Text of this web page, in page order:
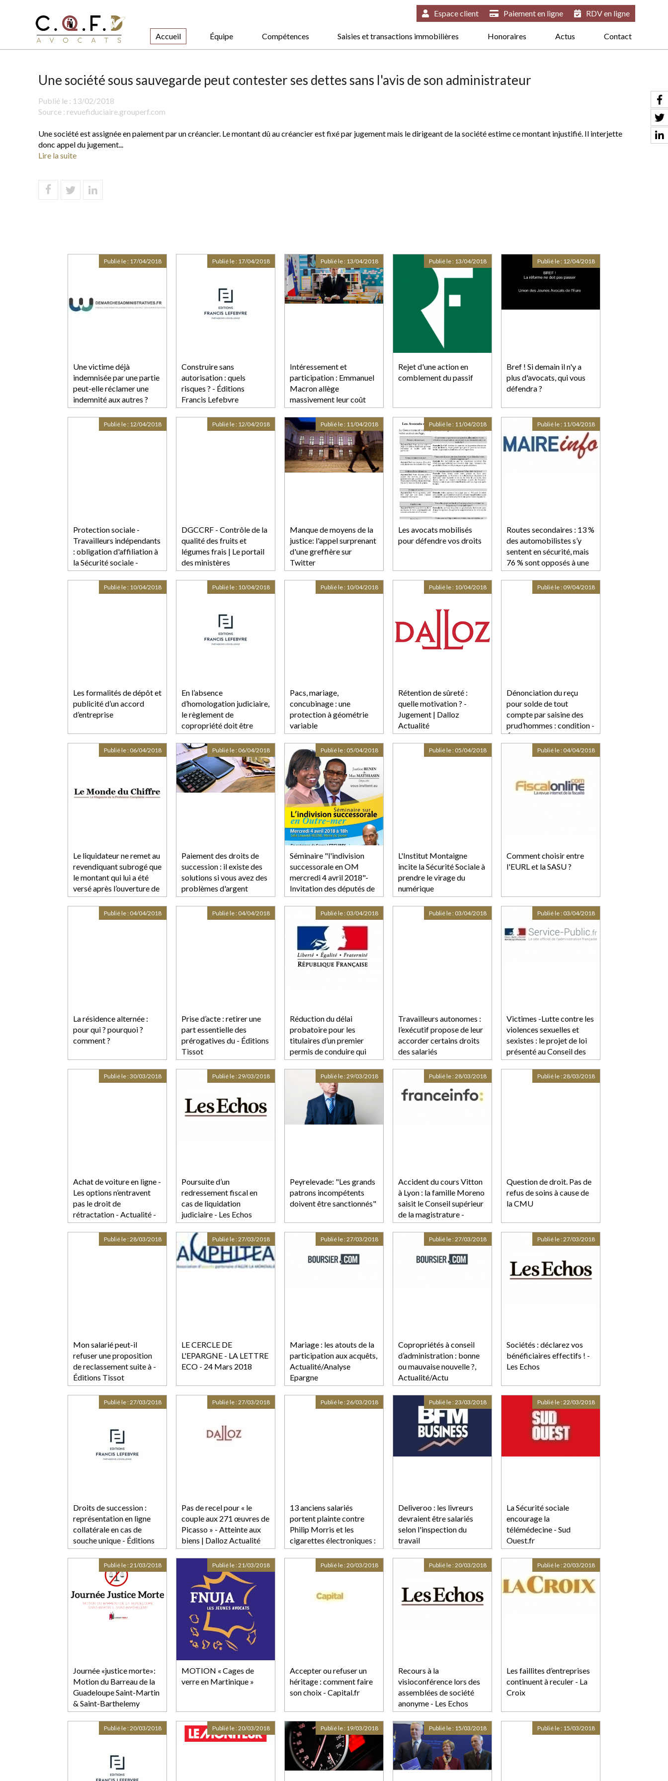
Accueil Équipe Compétences Saisies et transactions immobilières Honoraires Actus Contact
Espace client Paiement en ligne RDV en ligne
Une société sous sauvegarde peut contester ses dettes sans l'avis de son administrateur
Publié le : 13/02/2018
Source : revuefiduciaire.grouperf.com
Une société est assignée en paiement par un créancier. Le montant dû au créancier est fixé par jugement mais le dirigeant de la société estime ce montant injustifié. Il interjette
donc appel du jugement...
Lire la suite
Une victime déjà
indemnisée par une partie
peut-elle réclamer une
indemnité aux autres ?
Publié le : 17/04/2018
Construire sans
autorisation : quels
risques ? - Éditions
Francis Lefebvre
Publié le : 17/04/2018
Intéressement et
participation : Emmanuel
Macron allège
massivement leur coût
pour les PME
Publié le : 13/04/2018
Rejet d'une action en
comblement du passif
Publié le : 13/04/2018
Bref ! Si demain il n'y a
plus d'avocats, qui vous
défendra ?
Publié le : 12/04/2018
Protection sociale -
Travailleurs indépendants
: obligation d'affiliation à
la Sécurité sociale -
professionnels | service-
Publié le : 12/04/2018
DGCCRF - Contrôle de la
qualité des fruits et
légumes frais | Le portail
des ministères
économiques et financiers
Publié le : 12/04/2018
Manque de moyens de la
justice: l'appel surprenant
d'une greffière sur
Twitter
Publié le : 11/04/2018
Les avocats mobilisés
pour défendre vos droits
Publié le : 11/04/2018
Routes secondaires : 13 %
des automobilistes s’y
sentent en sécurité, mais
76 % sont opposés à une
baisse de la vitesse-
Maire-info / AMF
Publié le : 11/04/2018
Les formalités de dépôt et
publicité d’un accord
d’entreprise
Publié le : 10/04/2018
En l’absence
d’homologation judiciaire,
le règlement de
copropriété doit être
approuvé par une AG -
Éditions Francis Lefebvre
Publié le : 10/04/2018
Pacs, mariage,
concubinage : une
protection à géométrie
variable
Publié le : 10/04/2018
Rétention de sûreté :
quelle motivation ? -
Jugement | Dalloz
Actualité
Publié le : 10/04/2018
Dénonciation du reçu
pour solde de tout
compte par saisine des
prud’hommes : condition -
Éditions Francis Lefebvre
Publié le : 09/04/2018
Le liquidateur ne remet au
revendiquant subrogé que
le montant qui lui a été
versé après l’ouverture de
la procédure par le sous-
acquéreur
Publié le : 06/04/2018
Paiement des droits de
succession : il existe des
solutions si vous avez des
problèmes d'argent
Publié le : 06/04/2018
Séminaire "l'indivision
successorale en OM
mercredi 4 avril 2018"-
Invitation des députés de
la Guadeloupe
Publié le : 05/04/2018
L'Institut Montaigne
incite la Sécurité Sociale à
prendre le virage du
numérique
Publié le : 05/04/2018
Comment choisir entre
l'EURL et la SASU ?
Publié le : 04/04/2018
La résidence alternée :
pour qui ? pourquoi ?
comment ?
Publié le : 04/04/2018
Prise d’acte : retirer une
part essentielle des
prérogatives du - Éditions
Tissot
Publié le : 04/04/2018
Réduction du délai
probatoire pour les
titulaires d’un premier
permis de conduire qui
ont suivi une formation
complémentaire -
Compte rendu du Conseil
des ministres du 28 mars
2018 | Gouvernement.fr
Publié le : 03/04/2018
Travailleurs autonomes :
l’exécutif propose de leur
accorder certains droits
des salariés
Publié le : 03/04/2018
Victimes -Lutte contre les
violences sexuelles et
sexistes : le projet de loi
présenté au Conseil des
ministres | service-
Publié le : 03/04/2018
Achat de voiture en ligne -
Les options n’entravent
pas le droit de
rétractation - Actualité -
UFC-Que Choisir
Publié le :30/03/2018
Poursuite d’un
redressement fiscal en
cas de liquidation
judiciaire - Les Echos
Publié le :29/03/2018
Peyrelevade: "Les grands
patrons incompétents
doivent être sanctionnés"
Publié le :29/03/2018
Accident du cours Vitton
à Lyon : la famille Moreno
saisit le Conseil supérieur
de la magistrature -
France 3 Auvergne-
Rhône-Alpes
Publié le :28/03/2018
Question de droit. Pas de
refus de soins à cause de
la CMU
Publié le :28/03/2018
Mon salarié peut-il
refuser une proposition
de reclassement suite à -
Éditions Tissot
Publié le :28/03/2018
LE CERCLE DE
L'EPARGNE - LA LETTRE
ECO - 24 Mars 2018
Publié le :27/03/2018
Mariage : les atouts de la
participation aux acquêts,
Actualité/Analyse
Epargne
Publié le :27/03/2018
Copropriétés à conseil
d’administration : bonne
ou mauvaise nouvelle ?,
Actualité/Actu
Immobilier
Publié le :27/03/2018
Sociétés : déclarez vos
bénéficiaires effectifs ! -
Les Echos
Publié le :27/03/2018
Droits de succession :
représentation en ligne
collatérale en cas de
souche unique - Éditions
Francis Lefebvre
Publié le :27/03/2018
Pas de recel pour « le
couple aux 271 œuvres de
Picasso » - Atteinte aux
biens | Dalloz Actualité
Publié le :27/03/2018
13 anciens salariés
portent plainte contre
Philip Morris et les
cigarettes électroniques :
pourquoi ont-ils exercé un
droit de retrait ?
Publié le :26/03/2018
Deliveroo : les livreurs
devraient être salariés
selon l'inspection du
travail
Publié le :23/03/2018
La Sécurité sociale
encourage la
télémédecine - Sud
Ouest.fr
Publié le :22/03/2018
Journée «justice morte»:
Motion du Barreau de la
Guadeloupe Saint-Martin
& Saint-Barthelemy
Publié le :21/03/2018
MOTION « Cages de
verre en Martinique »
Publié le :21/03/2018
Accepter ou refuser un
héritage : comment faire
son choix - Capital.fr
Publié le :20/03/2018
Recours à la
visioconférence lors des
assemblées de société
anonyme - Les Echos
Publié le :20/03/2018
Les faillites d’entreprises
continuent à reculer - La
Croix
Publié le :20/03/2018
Publié le :20/03/2018 Publié le :20/03/2018 Publié le : 19/03/2018 Publié le : 15/03/2018 Publié le : 15/03/2018